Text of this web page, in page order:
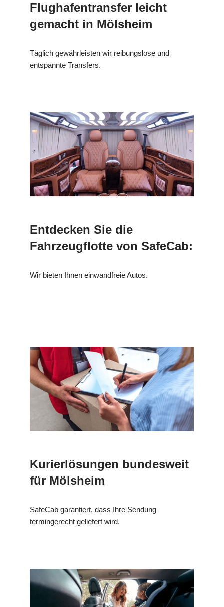
Flughafentransfer leicht
gemacht in Mölsheim
Täglich gewährleisten wir reibungslose und
entspannte Transfers.
Entdecken Sie die
Fahrzeugflotte von SafeCab:
Wir bieten Ihnen einwandfreie Autos.
Kurierlösungen bundesweit
für Mölsheim
SafeCab garantiert, dass Ihre Sendung
termingerecht geliefert wird.